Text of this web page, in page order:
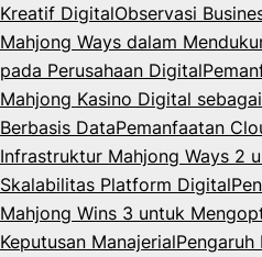
Kreatif DigitalObservasi
Mahjong Ways dalam
pada Perusahaan Digital
Mahjong Kasino Digital
Berbasis DataPemanfaatan
Infrastruktur Mahjong Ways 2
Skalabilitas Platform Digital
Mahjong Wins 3 untuk
Keputusan Manajerial